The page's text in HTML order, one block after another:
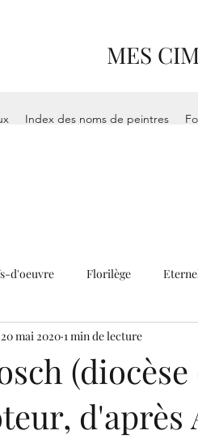
MES
Index des noms de peintres
d'oeuvre Florilège
d'après
20 mai 2020 1 min de lecture